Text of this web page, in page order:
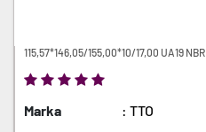
115,57*146,05/155,00*10/17,00 UA19 NBR
Marka
: TTO